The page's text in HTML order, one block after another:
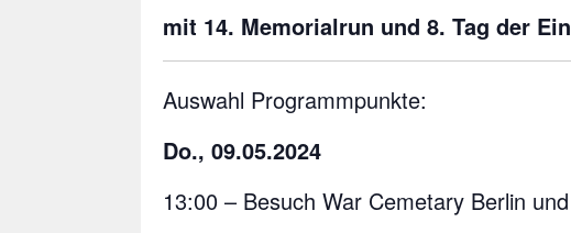
mit 14. Memorialrun und 8. Tag der
Auswahl Programmpunkte:
Do., 09.05.2024
13:00 – Besuch War Cemetary Berlin